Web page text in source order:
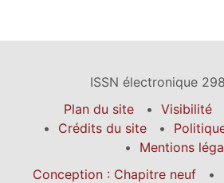
ISSN électronique
Plan du site
Visibilité
Crédits du site
Mentions
Conception : Chapitre neuf